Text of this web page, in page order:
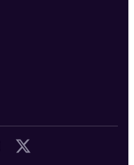
treści